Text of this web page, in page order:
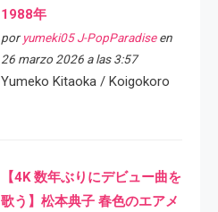
1988年
por yumeki05 J-PopParadiseen
26 marzo 2026 a las 3:57
Yumeko Kitaoka / Koigokoro
【4K 数年ぶりにデビュー曲を
歌う】松本典子 春色のエアメ